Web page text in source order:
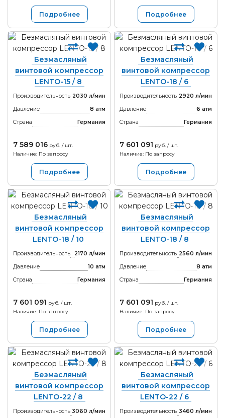
Подробнее Подробнее
Безмасляный
винтовой компрессор
LENTO-15 / 8
Производительность 2030 л/мин
Давление
8 атм
Страна
Германия
7 589 016 руб. / шт.
Наличие: По запросу
Подробнее
Безмасляный
винтовой компрессор
LENTO-18 / 6
Производительность 2920 л/мин
Давление
6 атм
Страна
Германия
7 601 091 руб. / шт.
Наличие: По запросу
Подробнее
Безмасляный
винтовой компрессор
LENTO-18 / 10
Производительность
2170 л/мин
Давление
10 атм
Страна
Германия
7 601 091 руб. / шт.
Наличие: По запросу
Подробнее
Безмасляный
винтовой компрессор
LENTO-18 / 8
Производительность 2560 л/мин
Давление
8 атм
Страна
Германия
7 601 091 руб. / шт.
Наличие: По запросу
Подробнее
Безмасляный
винтовой компрессор
LENTO-22 / 8
Производительность 3060 л/мин
Безмасляный
винтовой компрессор
LENTO-22 / 6
Производительность 3460 л/мин